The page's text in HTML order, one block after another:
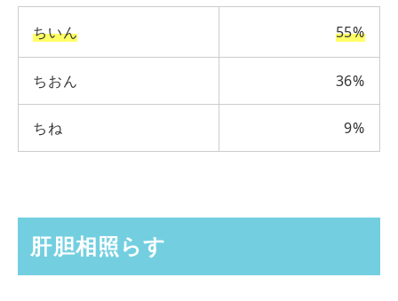
ちいん 55%
ちおん 36%
ちね 9%
肝胆相照らす